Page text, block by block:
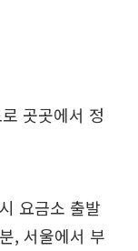
곳곳에서 정
요금소 출발
, 서울에서 부